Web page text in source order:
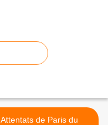
Attentats de Paris du